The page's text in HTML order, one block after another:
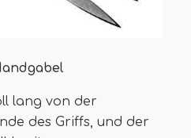
lang von der
des Griffs, und der